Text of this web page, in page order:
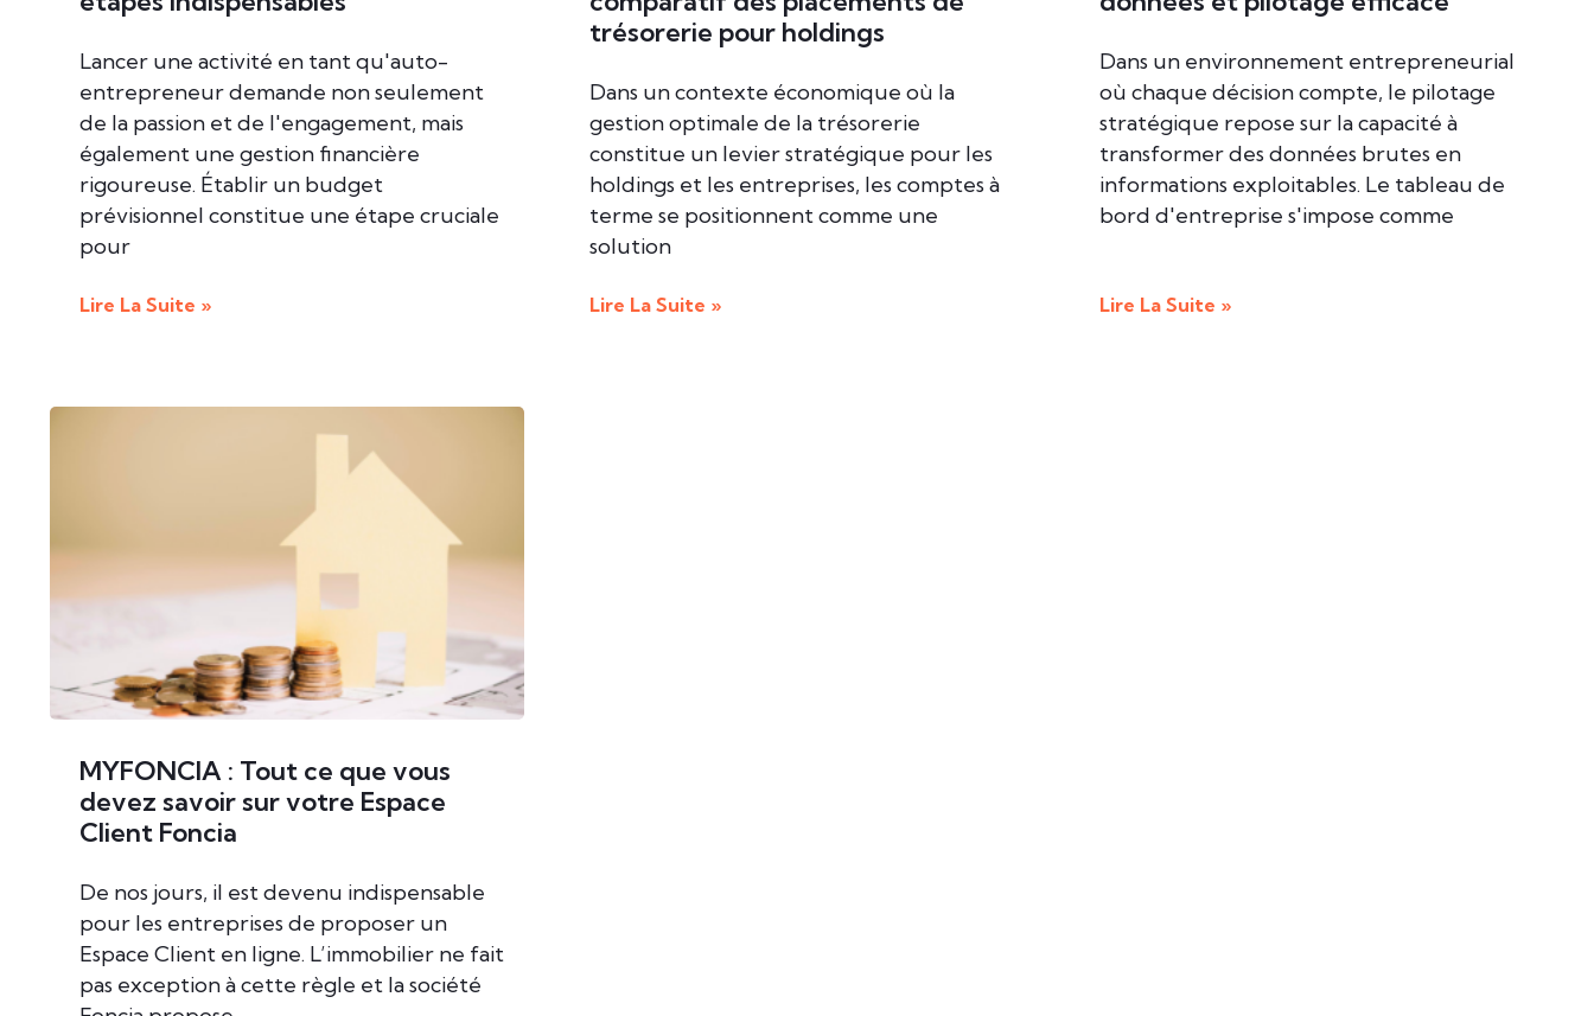
Lancer une activité en tant qu'auto-
entrepreneur demande non seulement
de la passion et de l'engagement, mais
également une gestion financière
rigoureuse. Établir un budget
prévisionnel constitue une étape cruciale
pour
Lire La Suite »
trésorerie pour holdings
Dans un contexte économique où la
gestion optimale de la trésorerie
constitue un levier stratégique pour les
holdings et les entreprises, les comptes à
terme se positionnent comme une
solution
Lire La Suite »
Dans un environnement entrepreneurial
où chaque décision compte, le pilotage
stratégique repose sur la capacité à
transformer des données brutes en
informations exploitables. Le tableau de
bord d'entreprise s'impose comme
Lire La Suite »
MYFONCIA : Tout ce que vous
devez savoir sur votre Espace
Client Foncia
De nos jours, il est devenu indispensable
pour les entreprises de proposer un
Espace Client en ligne. L’immobilier ne fait
pas exception à cette règle et la société